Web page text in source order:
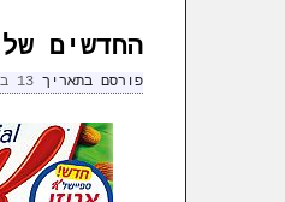
החדשים
פורסם בתאריך 13 ביולי 2013